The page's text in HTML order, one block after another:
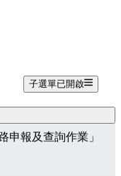
子選單已開啟
申報及查詢作業」